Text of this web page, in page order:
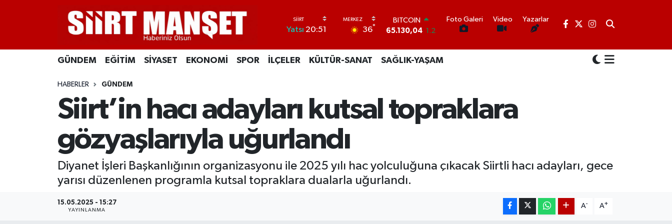
Yatsı 20:51 36°
DOLAR
47,7106 0.17
55,1652 0.27
STERLİN
BİST100
13.773
-19
BITCOIN
Foto Galeri Video Yazarlar
GÜNDEM EĞİTİM SİYASET EKONOMİ SPOR İLÇELER KÜLTÜR-SANAT SAĞLIK-YAŞAM
HABERLER GÜNDEM
Siirt’in hacı adayları kutsal topraklara
gözyaşlarıyla uğurlandı
Diyanet İşleri Başkanlığının organizasyonu ile 2025 yılı hac yolculuğuna çıkacak Siirtli hacı adayları, gece
yarısı düzenlenen programla kutsal topraklara dualarla uğurlandı.
15.05.2025 - 15:27
YAYINLANMA
A- A+
SİYASET
EKONOMİ
Siirt Nöbetçi Eczaneler
Siirt Hava Durumu
Siirt Namaz Vakitleri
Siirt Trafik Yoğunluk Haritası
Süper Lig Puan Durumu ve Fikstür
Tüm Manşetler